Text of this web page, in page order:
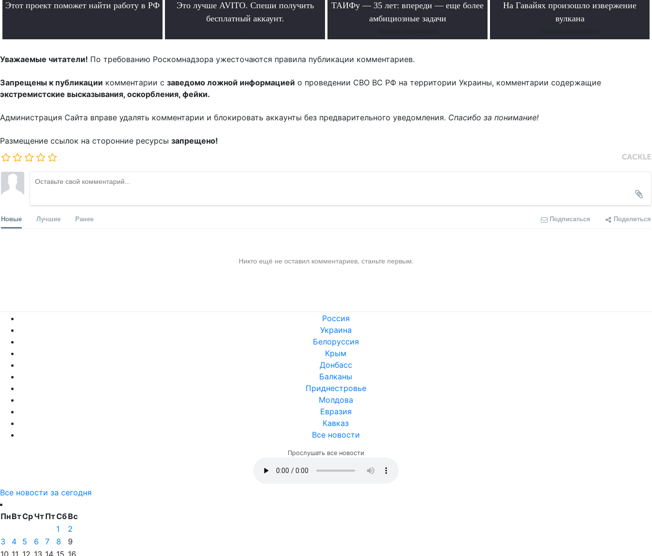
Этот проект поможет найти работу в РФ
Это лучше AVITO. Спеши получить
бесплатный аккаунт.
ТАИФу — 35 лет: впереди — еще более
амбициозные задачи
На Гавайях произошло извержение
вулкана
Уважаемые читатели! По требованию Роскомнадзора ужесточаются правила публикации комментариев.
Запрещены к публикации комментарии с заведомо ложной информацией о проведении СВО ВС РФ на территории Украины, комментарии содержащие
экстремистские высказывания, оскорбления, фейки.
Администрация Сайта вправе удалять комментарии и блокировать аккаунты без предварительного уведомления. Спасибо за понимание!
Размещение ссылок на сторонние ресурсы запрещено!
Новые Лучшие Ранее Подписаться Поделиться
Никто ещё не оставил комментариев, станьте первым.
Россия
Украина
Белоруссия
Крым
Донбасс
Балканы
Приднестровье
Молдова
Евразия
Кавказ
Все новости
Прослушать все новости
Все новости за сегодня
ПнВтСрЧтПтСбВс
1
2
3
4 5 6 7 8
9